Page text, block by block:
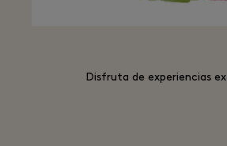
Disfruta de experiencias